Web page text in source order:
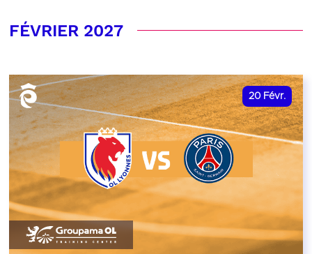
FÉVRIER 2027
20 Févr.